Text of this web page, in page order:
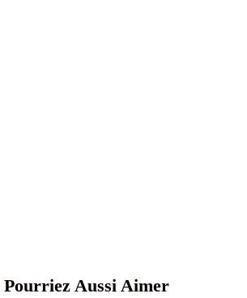
Pourriez Aussi Aimer